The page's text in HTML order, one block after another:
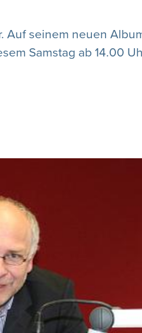
Auf seinem neuen
Samstag ab 14.00